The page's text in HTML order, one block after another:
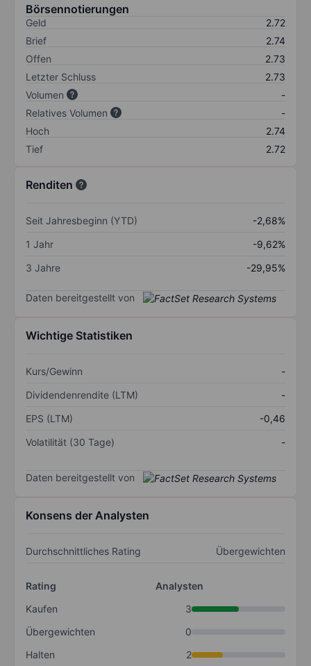
Börsennotierungen
Geld
2.72
Brief
2.74
Offen
2.73
Letzter Schluss
2.73
Volumen
-
Relatives Volumen
-
Hoch
2.74
Tief
2.72
Renditen
Seit Jahresbeginn (YTD)
-2,68%
1 Jahr
-9,62%
3 Jahre
-29,95%
Daten bereitgestellt von
Wichtige Statistiken
Kurs/Gewinn
-
Dividendenrendite (LTM)
-
EPS (LTM)
-0,46
Volatilität (30 Tage)
-
Daten bereitgestellt von
Konsens der Analysten
Durchschnittliches Rating Übergewichten
Rating
Analysten
Kaufen
3
Übergewichten
0
Halten
2